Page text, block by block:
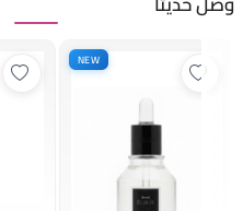
NEW